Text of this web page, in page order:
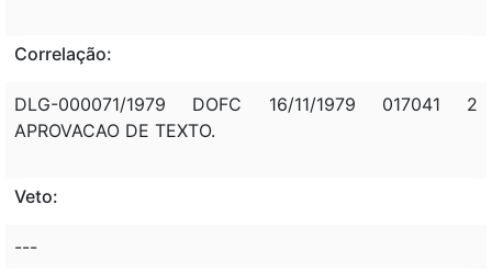
Correlação:
DLG-000071/1979 DOFC 16/11/1979 017041 2
APROVACAO DE TEXTO.
Veto:
---